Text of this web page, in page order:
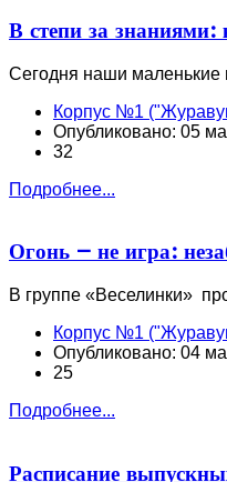
В степи за
Сегодня наши маленькие
Корпус №1
Опубликовано: 05
32
Подробнее...
Огонь — не игра:
В группе «Веселинки»
Корпус №1
Опубликовано: 04
25
Подробнее...
Расписание